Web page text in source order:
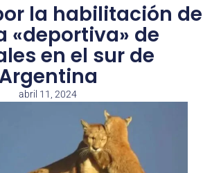
la habilitación de
«deportiva» de
en el sur de
Argentina
abril 11, 2024